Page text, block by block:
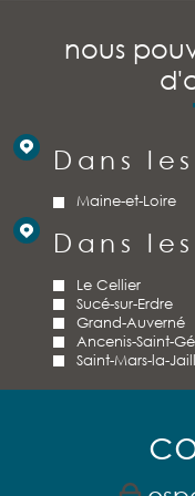
nous
Dans
Maine-et-Loire
Dans
Le Cellier
Sucé-sur-Erdre
Grand-Auverné
Ancenis-Saint-
Saint-Mars-la-